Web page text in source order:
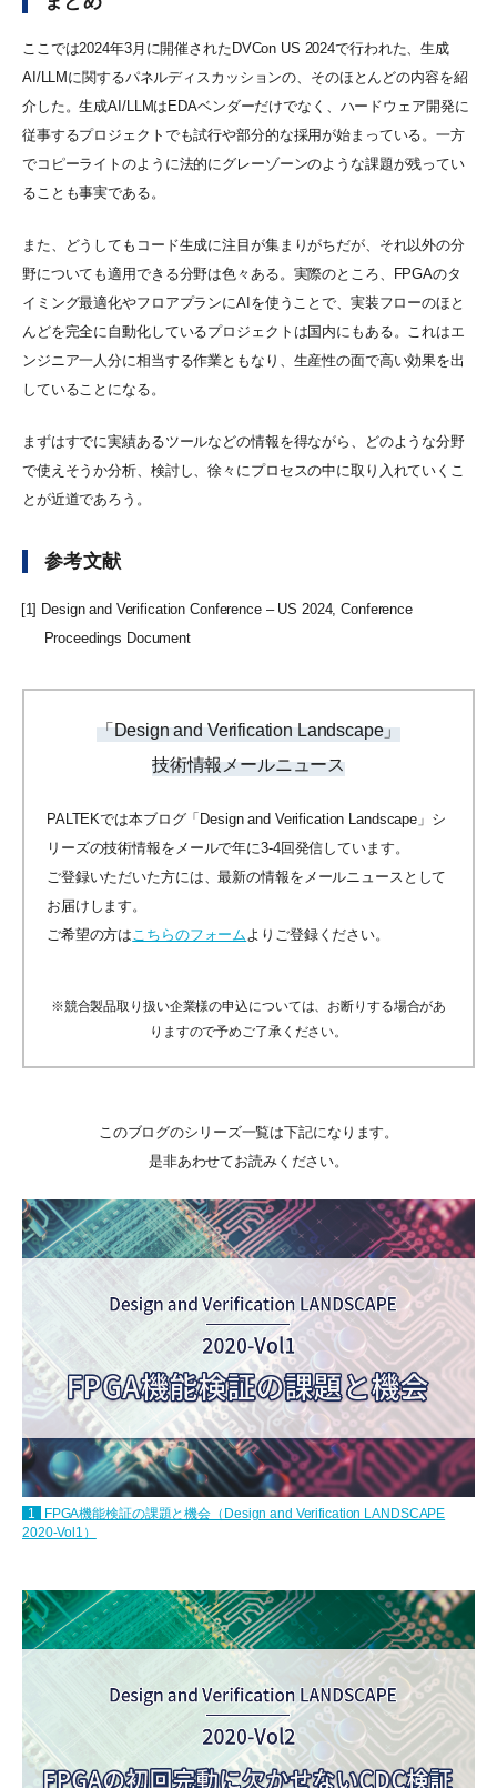
ここでは2024年3月に開催されたDVCon US 2024で行われた、生成
AI/LLMに関するパネルディスカッションの、そのほとんどの内容を紹
介した。生成AI/LLMはEDAベンダーだけでなく、ハードウェア開発に
従事するプロジェクトでも試行や部分的な採用が始まっている。一方
でコピーライトのように法的にグレーゾーンのような課題が残ってい
ることも事実である。
また、どうしてもコード生成に注目が集まりがちだが、それ以外の分
野についても適用できる分野は色々ある。実際のところ、FPGAのタ
イミング最適化やフロアプランにAIを使うことで、実装フローのほと
んどを完全に自動化しているプロジェクトは国内にもある。これはエ
ンジニア一人分に相当する作業ともなり、生産性の面で高い効果を出
していることになる。
まずはすでに実績あるツールなどの情報を得ながら、どのような分野
で使えそうか分析、検討し、徐々にプロセスの中に取り入れていくこ
とが近道であろう。
参考文献
[1] Design and Verification Conference – US 2024, Conference
Proceedings Document
「Design and Verification Landscape」
技術情報メールニュース
PALTEKでは本ブログ「Design and Verification Landscape」シ
リーズの技術情報をメールで年に3-4回発信しています。
ご登録いただいた方には、最新の情報をメールニュースとして
お届けします。
ご希望の方は こちらのフォーム よりご登録ください。
※競合製品取り扱い企業様の申込については、お断りする場合があ
りますので予めご了承ください。
このブログのシリーズ一覧は下記になります。
是非あわせてお読みください。
1
FPGA機能検証の課題と機会（Design and Verification LANDSCAPE
2020-Vol1）